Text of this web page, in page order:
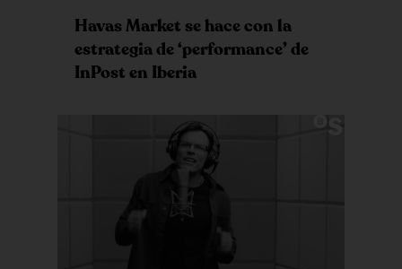
Havas Market se hace con la
estrategia de ‘performance’ de
InPost en Iberia